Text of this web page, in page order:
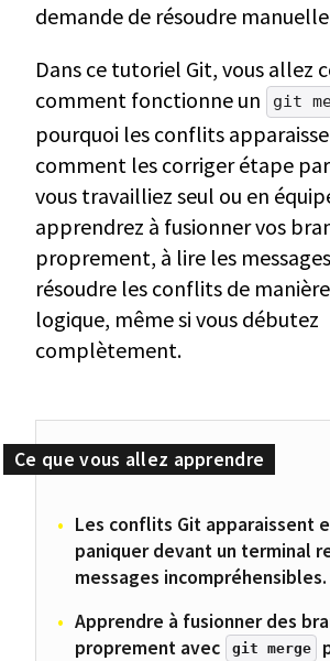
demande de résoudre
Dans ce tutoriel Git, vous allez
comment fonctionne un
git
pourquoi les conflits
comment les corriger étape
vous travailliez seul ou en
apprendrez à fusionner vos
proprement, à lire les
résoudre les conflits de
logique, même si vous débutez
complètement.
Les conflits Git apparaissent
paniquer devant un terminal
messages incompréhensibles.
Apprendre à fusionner des
proprement avec
git merge